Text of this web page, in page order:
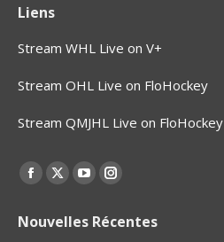
Liens
Stream WHL Live on V+
Stream OHL Live on FloHockey
Stream QMJHL Live on FloHockey
Find us on:
Facebook
opens
X
opens
YouTube
opens
Instagram
opens
Nouvelles Récentes